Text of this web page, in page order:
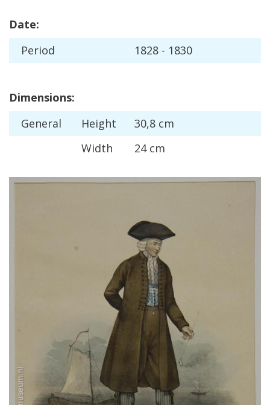
Date:
Period
1828 - 1830
Dimensions:
General
Height 30,8 cm
Width
24 cm